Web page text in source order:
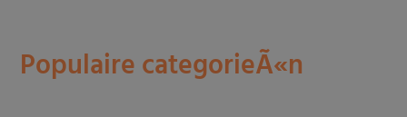
Populaire categorieÃ«n